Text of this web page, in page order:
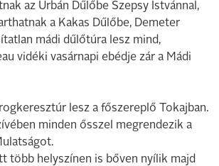
az Urbán Dűlőbe Szepsy Istvánnal,
a Kakas Dűlőbe, Demeter
mádi dűlőtúra lesz mind,
vidéki vasárnapi ebédje zár a Mádi
lesz a főszereplő Tokajban.
minden ősszel megrendezik a
több helyszínen is bőven nyílik majd